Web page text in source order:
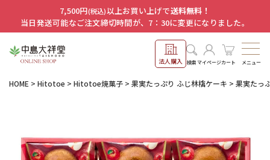
7,500円(税込)以上お買い上げで送料無料！
当日発送可能なご注文締切時間が、7：30に変更になりました。
法人購入 検索マイページカート メニュー
HOME Hitotoe Hitotoe焼菓子 果実たっぷり ふじ林檎ケーキ 果実たっ